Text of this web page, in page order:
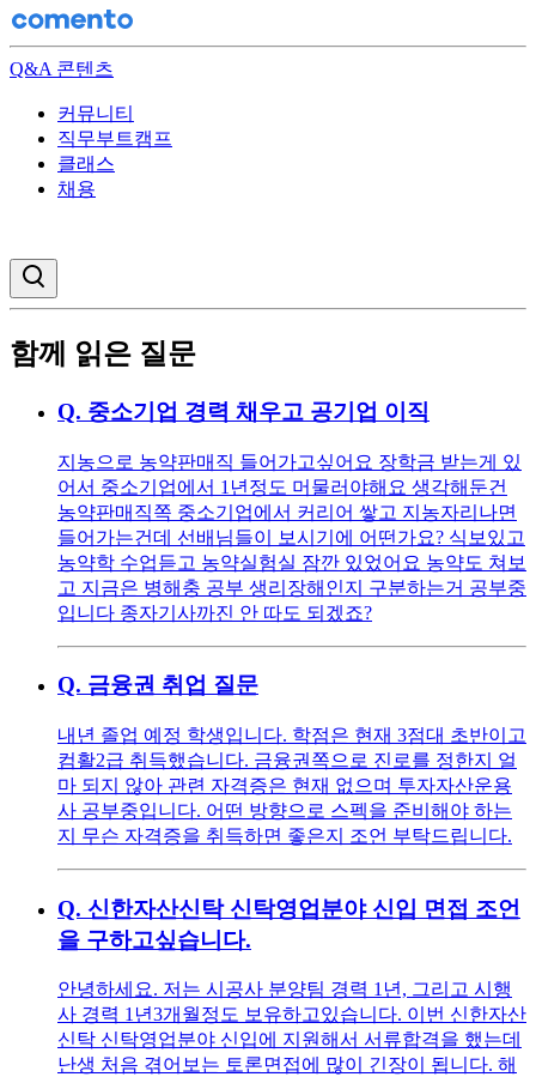
Q&A 콘텐츠
커뮤니티
직무부트캠프
클래스
채용
함께 읽은 질문
Q. 중소기업 경력 채우고 공기업 이직
지농으로 농약판매직 들어가고싶어요 장학금 받는게 있
어서 중소기업에서 1년정도 머물러야해요 생각해둔건
농약판매직쪽 중소기업에서 커리어 쌓고 지농자리나면
들어가는건데 선배님들이 보시기에 어떤가요? 식보있고
농약학 수업듣고 농약실험실 잠깐 있었어요 농약도 쳐보
고 지금은 병해충 공부 생리장해인지 구분하는거 공부중
입니다 종자기사까진 안 따도 되겠죠?
Q. 금융권 취업 질문
내년 졸업 예정 학생입니다. 학점은 현재 3점대 초반이고
컴활2급 취득했습니다. 금융권쪽으로 진로를 정한지 얼
마 되지 않아 관련 자격증은 현재 없으며 투자자산운용
사 공부중입니다. 어떤 방향으로 스펙을 준비해야 하는
지 무슨 자격증을 취득하면 좋은지 조언 부탁드립니다.
Q. 신한자산신탁 신탁영업분야 신입 면접 조언
을 구하고싶습니다.
안녕하세요. 저는 시공사 분양팀 경력 1년, 그리고 시행
사 경력 1년3개월정도 보유하고있습니다. 이번 신한자산
신탁 신탁영업분야 신입에 지원해서 서류합격을 했는데
난생 처음 겪어보는 토론면접에 많이 긴장이 됩니다. 해